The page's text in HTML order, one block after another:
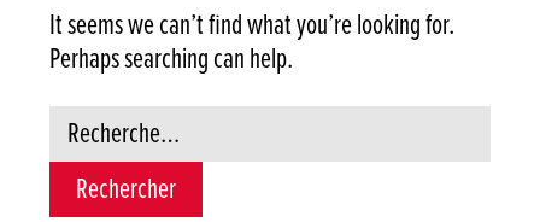
It seems we can’t find what you’re looking for.
Perhaps searching can help.
Rechercher :